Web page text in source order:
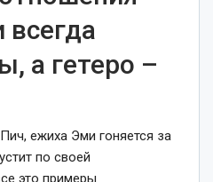
всегда
а гетеро –
ежиха Эми гоняется за
по своей
это примеры